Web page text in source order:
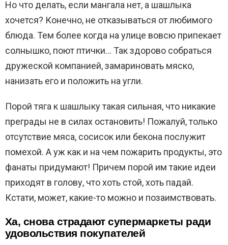
Но что делать, если мангала нет, а шашлыка
хочется? Конечно, не отказываться от любимого
блюда. Тем более когда на улице вовсю припекает
солнышко, поют птички… Так здорово собраться
дружеской компанией, замариновать мяско,
нанизать его и положить на угли.
Порой тяга к шашлыку такая сильная, что никакие
преграды не в силах остановить! Пожалуй, только
отсутствие мяса, сосисок или бекона послужит
помехой. А уж как и на чем пожарить продукты, это
фанаты придумают! Причем порой им такие идеи
приходят в голову, что хоть стой, хоть падай.
Кстати, может, какие-то можно и позаимствовать.
Ха, снова страдают супермаркеты ради
удовольствия покупателей